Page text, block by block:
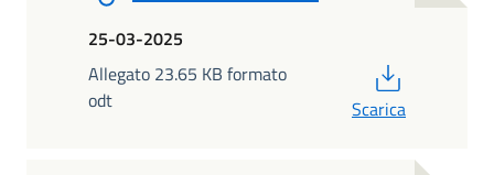
25-03-2025
Allegato 23.65 KB formato
odt
Scarica